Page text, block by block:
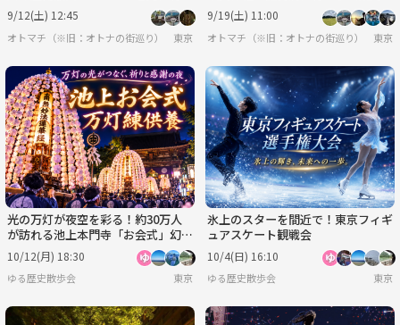
う（説明・解説有り）
9/12(土) 12:45
オトマチ（※旧：オトナの街巡り）【年齢限定なし、30・40代が多く、50代も可】【
東京
説明有）
9/19(土) 11:00
オトマチ（※旧：オトナの街巡り）【年
東京
光の万灯が夜空を彩る！約30万人
が訪れる池上本門寺「お会式」幻想
ナイトウォーク
10/12(月) 18:30
ゆる歴史散歩会 東京
氷上のスターを間近で！東京フィギ
ュアスケート観戦会
10/4(日) 16:10
ゆる歴史散歩会 東京